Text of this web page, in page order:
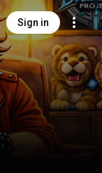
Sign in